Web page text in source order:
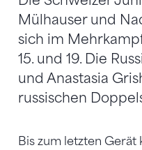
Mülhauser und
sich im
15. und 19. Die
und Anastasia
russischen
Bis zum letzten